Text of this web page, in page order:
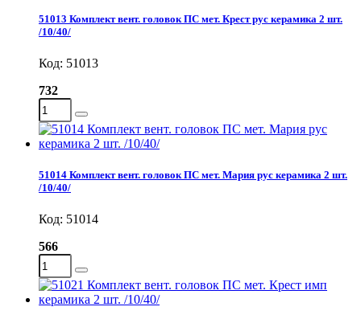
51013 Комплект вент. головок ПС мет. Крест рус керамика 2 шт.
/10/40/
Код: 51013
732
51014 Комплект вент. головок ПС мет. Мария рус керамика 2 шт.
/10/40/
Код: 51014
566